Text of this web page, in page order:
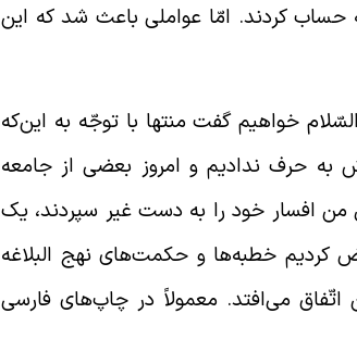
حساب کردند. امّا عواملی باعث شد که این
خواهیم گفت منتها با توجّه به این‌که
به حرف ندادیم و امروز بعضی از جامعه
من افسار خود را به دست غیر سپردند، یک
که 252 یا 261 است. بارها عرض کردیم خطبه‌ها و حکمت‌های نهج البلاغه
اتّفاق می‌افتد. معمولاً در چاپ‌های فارسی